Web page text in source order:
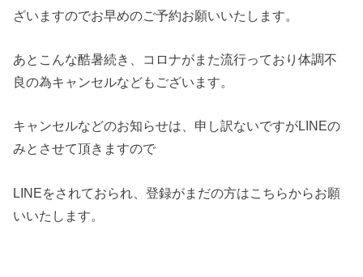
ざいますのでお早めのご予約お願いいたします。
あとこんな酷暑続き、コロナがまた流行っており体調不
良の為キャンセルなどもございます。
キャンセルなどのお知らせは、申し訳ないですがLINEの
みとさせて頂きますので
LINEをされておられ、登録がまだの方はこちらからお願
いいたします。